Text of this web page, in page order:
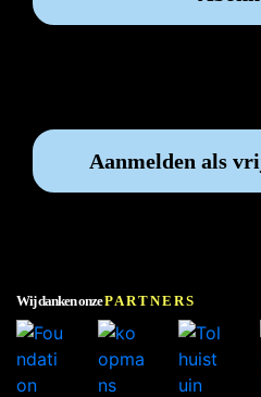
Aanmelden als
Wij danken onzePARTNERS